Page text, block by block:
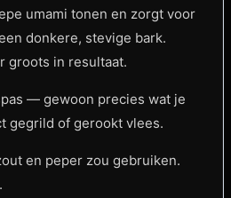
umami tonen en zorgt voor
donkere, stevige bark.
groots in resultaat.
— gewoon precies wat je
gegrild of gerookt vlees.
en peper zou gebruiken.